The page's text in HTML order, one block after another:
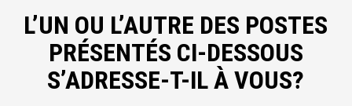
L’UN OU L’AUTRE DES POSTES
PRÉSENTÉS CI-DESSOUS
S’ADRESSE-T-IL À VOUS?